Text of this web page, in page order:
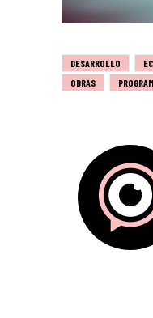
DESARROLLO
OBRAS